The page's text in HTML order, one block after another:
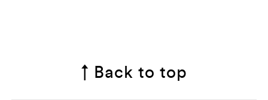
↑ Back to top